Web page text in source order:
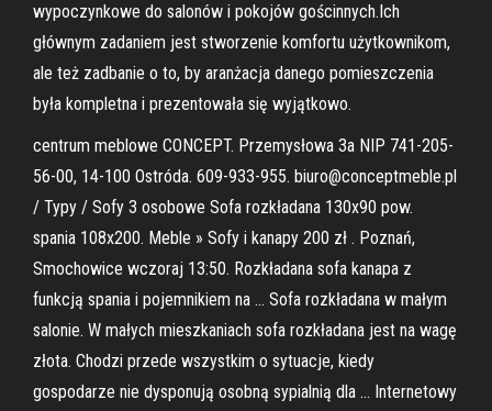
wypoczynkowe do salonów i pokojów gościnnych.Ich
głównym zadaniem jest stworzenie komfortu użytkownikom,
ale też zadbanie o to, by aranżacja danego pomieszczenia
była kompletna i prezentowała się wyjątkowo.
centrum meblowe CONCEPT. Przemysłowa 3a NIP 741-205-
56-00, 14-100 Ostróda. 609-933-955. biuro@conceptmeble.pl
/ Typy / Sofy 3 osobowe Sofa rozkładana 130x90 pow.
spania 108x200. Meble » Sofy i kanapy 200 zł . Poznań,
Smochowice wczoraj 13:50. Rozkładana sofa kanapa z
funkcją spania i pojemnikiem na … Sofa rozkładana w małym
salonie. W małych mieszkaniach sofa rozkładana jest na wagę
złota. Chodzi przede wszystkim o sytuacje, kiedy
gospodarze nie dysponują osobną sypialnią dla … Internetowy